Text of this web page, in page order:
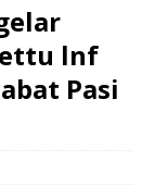
lnf
Pasi